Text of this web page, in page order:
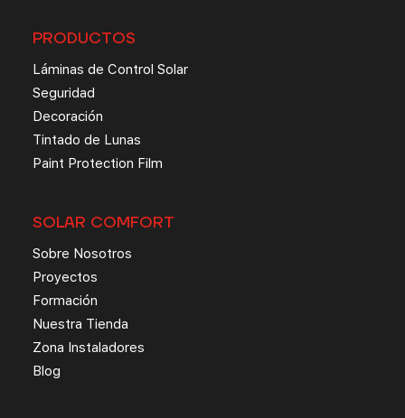
PRODUCTOS
Láminas de Control Solar
Seguridad
Decoración
Tintado de Lunas
Paint Protection Film
SOLAR COMFORT
Sobre Nosotros
Proyectos
Formación
Nuestra Tienda
Zona Instaladores
Blog